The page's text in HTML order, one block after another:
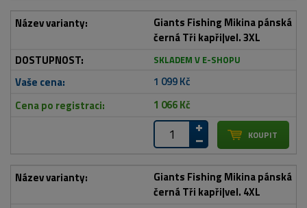
Giants Fishing Mikina pánská
černá Tři kapři|vel. 3XL
SKLADEM V E-SHOPU
1 099 Kč
1 066 Kč
Giants Fishing Mikina pánská
černá Tři kapři|vel. 4XL